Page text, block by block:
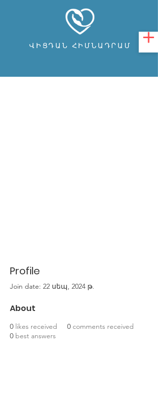
ՎԻՑԴԱՆ ՀԻՄՆԱԴՐԱՄ
Profile
Join date: 22 սեպ, 2024 թ.
About
0 likes received 0 comments received
0 best answers